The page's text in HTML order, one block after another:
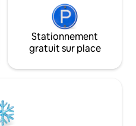
Stationnement
gratuit sur place